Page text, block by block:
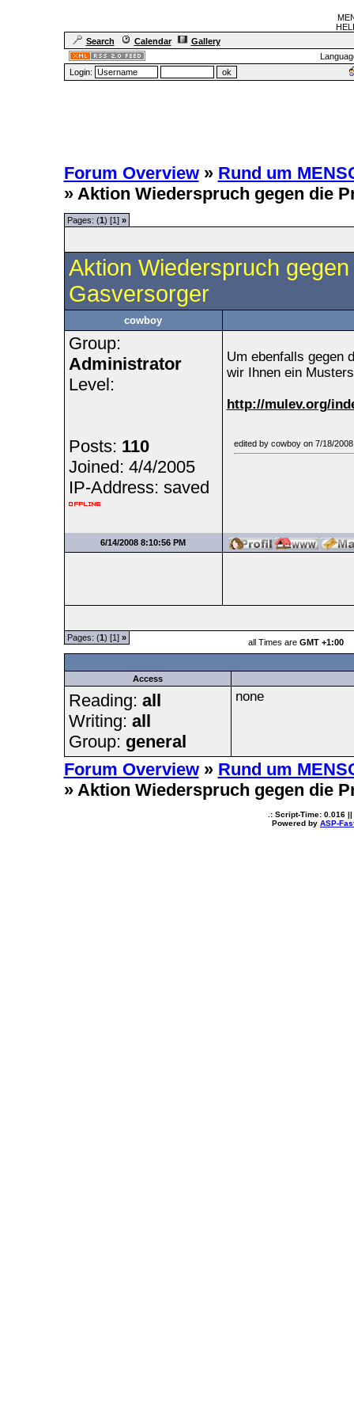
Search
Calendar
Gallery
Login:
Forum Overview » Rund um
» Aktion Wiederspruch gegen die
Pages: (1) [1] »
Aktion Wiederspruch
Gasversorger
cowboy
Group:
Administrator
Level:
Posts: 110
Joined: 4/4/2005
IP-Address: saved
Um ebenfalls gegen
wir Ihnen ein
http://mulev.org/
edited by cowboy on 7/18/
6/14/2008 8:10:56 PM
Pages: (1) [1] » all Times are GMT +1:00
Access
Reading: all
Writing: all
Group: general
none
Forum Overview » Rund um
» Aktion Wiederspruch gegen die
.: Script-Time: 0.016 ||
Powered by ASP-